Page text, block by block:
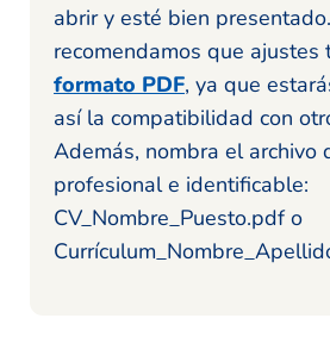
abrir y esté bien
recomendamos que ajustes
formato PDF, ya que
así la compatibilidad con
Además, nombra el archivo
profesional e identificable:
CV_Nombre_Puesto.pdf o